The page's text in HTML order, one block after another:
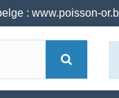
: www.poisson-